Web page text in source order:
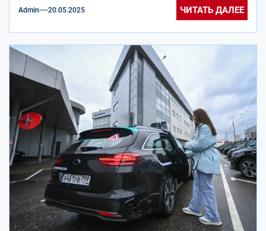
участки тестирования беспилотных автомобилей....
Admin 20.05.2025 ЧИТАТЬ ДАЛЕЕ